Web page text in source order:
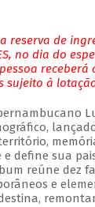
reserva de
no dia do
sujeito à
define sua
reúne dez
e